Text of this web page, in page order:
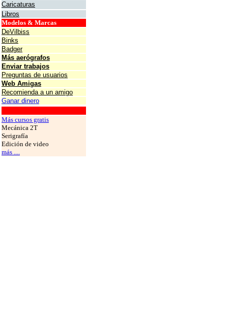
Caricaturas
Libros
Modelos & Marcas
DeVilbiss
Binks
Badger
Más aerógrafos
Enviar trabajos
Preguntas de usuarios
Web Amigas
Recomienda a un amigo
Ganar dinero
Más cursos gratis
Mecánica 2T
Serigrafía
Edición de video
más ....